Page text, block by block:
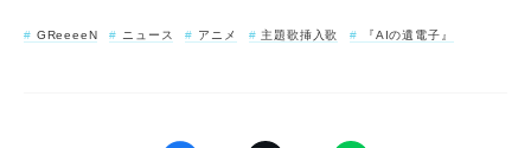
GReeeeN ニュース アニメ 主題歌挿入歌 『AIの遺電子』